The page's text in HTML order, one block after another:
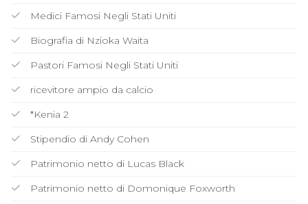
Medici Famosi Negli Stati Uniti
Biografia di Nzioka Waita
Pastori Famosi Negli Stati Uniti
ricevitore ampio da calcio
*Kenia 2
Stipendio di Andy Cohen
Patrimonio netto di Lucas Black
Patrimonio netto di Domonique Foxworth